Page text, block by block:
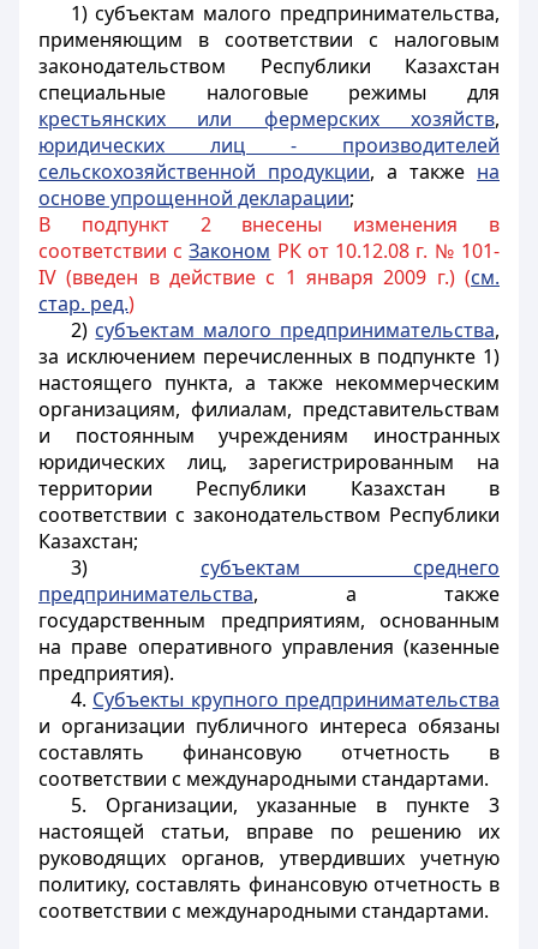
1) субъектам малого предпринимательства,
применяющим в соответствии с налоговым
законодательством Республики Казахстан
специальные налоговые режимы для
крестьянских или фермерских хозяйств,
юридических лиц - производителей
сельскохозяйственной продукции, а также на
основе упрощенной декларации;
В подпункт 2 внесены изменения в
соответствии сЗаконом РК от 10.12.08 г. № 101-
IV (введен в действие с 1 января 2009 г.) (см.
стар. ред.)
2) субъектам малого предпринимательства,
за исключением перечисленных в подпункте 1)
настоящего пункта, а также некоммерческим
организациям, филиалам, представительствам
и постоянным учреждениям иностранных
юридических лиц, зарегистрированным на
территории Республики Казахстан в
соответствии с законодательством Республики
Казахстан;
3) субъектам среднего
предпринимательства, а также
государственным предприятиям, основанным
на праве оперативного управления (казенные
предприятия).
4. Субъекты крупного предпринимательства
и организации публичного интереса обязаны
составлять финансовую отчетность в
соответствии с международными стандартами.
5. Организации, указанные в пункте 3
настоящей статьи, вправе по решению их
руководящих органов, утвердивших учетную
политику, составлять финансовую отчетность в
соответствии с международными стандартами.